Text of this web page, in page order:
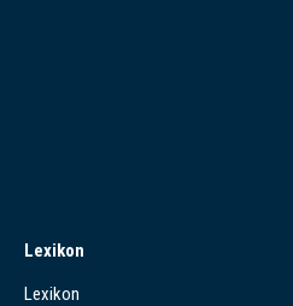
Lexikon
Lexikon